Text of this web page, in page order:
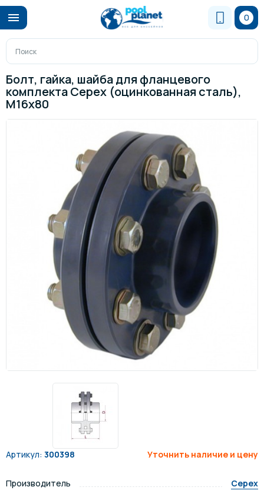
0
Болт, гайка, шайба для фланцевого
комплекта Cepex (оцинкованная сталь),
М16х80
Артикул: 300398 Уточнить наличие и цену
Производитель
Cepex